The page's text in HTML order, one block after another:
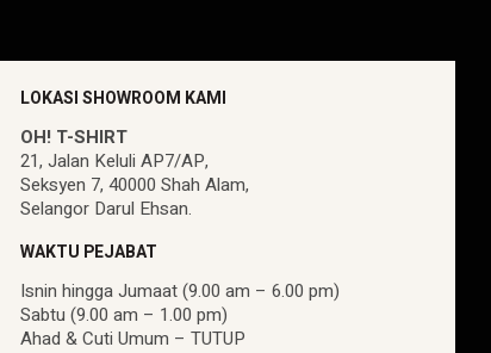
LOKASI SHOWROOM KAMI
OH! T-SHIRT
21, Jalan Keluli AP7/AP,
Seksyen 7, 40000 Shah Alam,
Selangor Darul Ehsan.
WAKTU PEJABAT
Isnin hingga Jumaat (9.00 am – 6.00 pm)
Sabtu (9.00 am – 1.00 pm)
Ahad & Cuti Umum – TUTUP